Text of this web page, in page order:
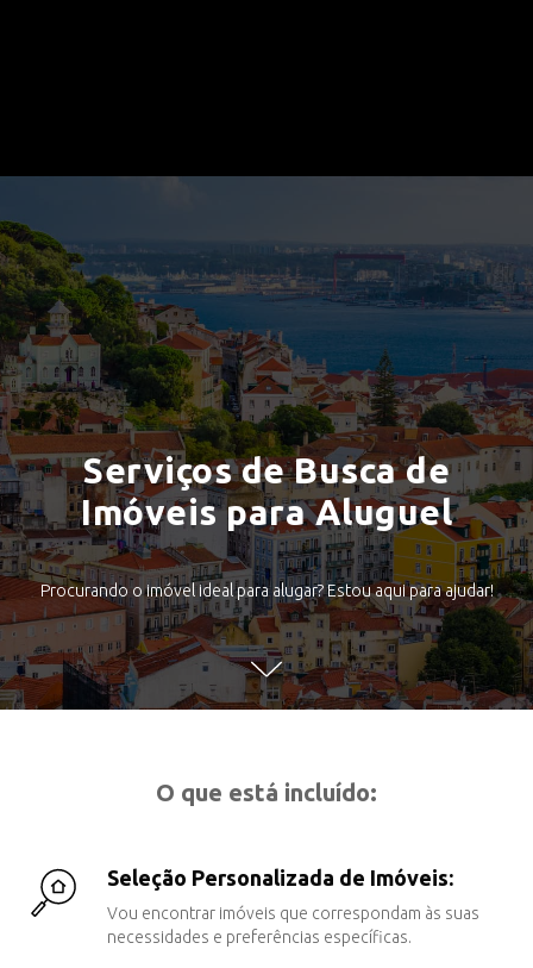
Serviços de Busca de
Imóveis para Aluguel
Procurando o imóvel ideal para alugar? Estou aqui para ajudar!
O que está incluído:
Seleção Personalizada de Imóveis:
Vou encontrar imóveis que correspondam às suas
necessidades e preferências específicas.